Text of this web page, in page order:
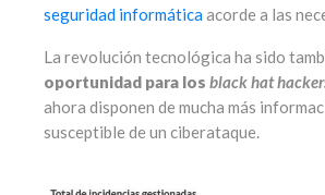
seguridad informáticaacorde a las
La revolución tecnológica ha sido
oportunidad para los black hat
ahora disponen de mucha más
susceptible de un ciberataque.